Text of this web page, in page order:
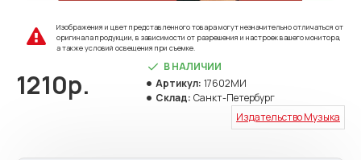
Изображения и цвет представленного товара могут незначительно отличаться от
оригинала продукции, в зависимости от разрешения и настроек вашего монитора,
а также условий освещения при съемке.
1210р.
В НАЛИЧИИ
Артикул: 17602МИ
Склад: Санкт-Петербург
Издательство Музыка